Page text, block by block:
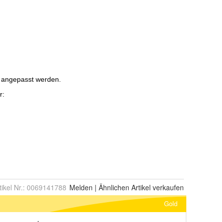
Nr.: 0069141788 Melden | Ähnlichen Artikel verkaufen
Gold